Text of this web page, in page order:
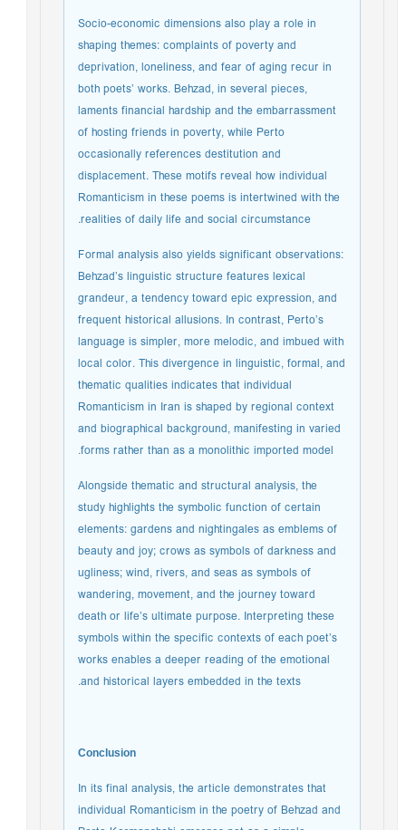
Socio-economic dimensions also play a role in
shaping themes: complaints of poverty and
deprivation, loneliness, and fear of aging recur in
both poets’ works. Behzad, in several pieces,
laments financial hardship and the embarrassment
of hosting friends in poverty, while Perto
occasionally references destitution and
displacement. These motifs reveal how individual
Romanticism in these poems is intertwined with the
realities of daily life and social circumstance.
Formal analysis also yields significant observations:
Behzad’s linguistic structure features lexical
grandeur, a tendency toward epic expression, and
frequent historical allusions. In contrast, Perto’s
language is simpler, more melodic, and imbued with
local color. This divergence in linguistic, formal, and
thematic qualities indicates that individual
Romanticism in Iran is shaped by regional context
and biographical background, manifesting in varied
forms rather than as a monolithic imported model.
Alongside thematic and structural analysis, the
study highlights the symbolic function of certain
elements: gardens and nightingales as emblems of
beauty and joy; crows as symbols of darkness and
ugliness; wind, rivers, and seas as symbols of
wandering, movement, and the journey toward
death or life’s ultimate purpose. Interpreting these
symbols within the specific contexts of each poet’s
works enables a deeper reading of the emotional
and historical layers embedded in the texts.
Conclusion
In its final analysis, the article demonstrates that
individual Romanticism in the poetry of Behzad and